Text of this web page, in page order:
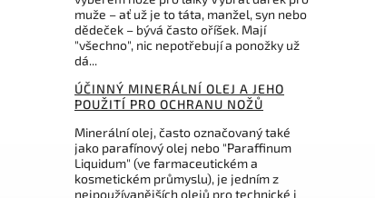
muže – ať už je to táta, manžel, syn nebo
dědeček – bývá často oříšek. Mají
"všechno", nic nepotřebují a ponožky už
dá...
ÚČINNÝ MINERÁLNÍ OLEJ A JEHO
POUŽITÍ PRO OCHRANU NOŽŮ
Minerální olej, často označovaný také
jako parafínový olej nebo "Paraffinum
Liquidum" (ve farmaceutickém a
kosmetickém průmyslu), je jedním z
nejpoužívanějších olejů pro technické i
Kód:PA3326BR
Pakistan Brown Leather
Do košíku